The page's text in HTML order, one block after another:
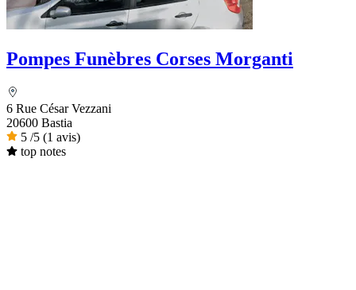
Pompes Funèbres Corses Morganti
6 Rue César Vezzani
20600 Bastia
5 /5 (1 avis)
top notes